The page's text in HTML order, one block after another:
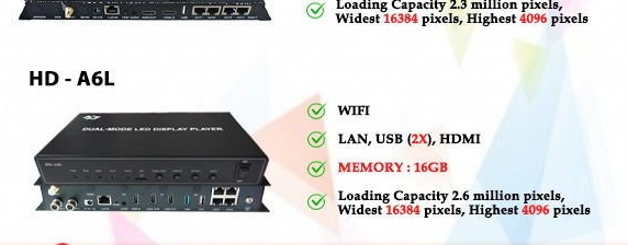
MAGNET MODUL DIAMETER 3
MM PANJANG 12 MM
MAGNET MODUL DIAMETER 4
MM PANJANG 7 MM (PENDEK)
MODUL P2,5 SMD RGB FULL
COLOR INDOOR 1920Hz
CAILIANG